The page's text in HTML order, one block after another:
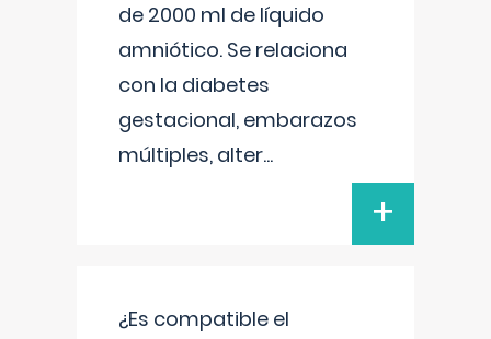
de 2000 ml de líquido
amniótico. Se relaciona
con la diabetes
gestacional, embarazos
múltiples, alter...
+
¿Es compatible el